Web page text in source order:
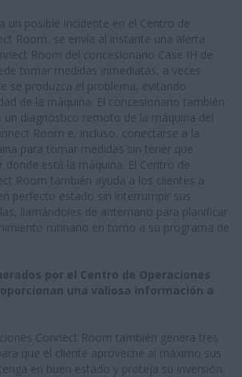
un posible incidente en el Centro de
Room, se envía al instante una alerta
Room del concesionario Case IH de
tomar medidas inmediatas, a veces
se produzca el problema, evitando
de la máquina. El concesionario también
un diagnóstico remoto de la máquina del
Room e, incluso, conectarse a la
para tomar medidas sin tener que
donde está la máquina. El Centro de
Room también ayuda a los clientes a
perfecto estado sin interrumpir sus
llamándoles de antemano para planificar
rutinario en torno a su programa de
por el Centro de Operaciones
una valiosa información a
Connect Room también genera tres
que el cliente aproveche al máximo sus
en buen estado y proteja su inversión.